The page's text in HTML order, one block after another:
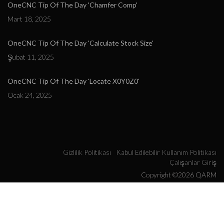
OneCNC Tip Of The Day 'Chamfer Comp'
Mart 18, 2025
OneCNC Tip Of The Day 'Calculate Stock Size'
Şubat 11, 2025
OneCNC Tip Of The Day 'Locate X0Y0Z0'
Ocak 24, 2025
Gizlilik Politikası
Kabul Edilebilir Kullanım Politikası
Çalışanlar Giriş
Copyright ©2026 QARM